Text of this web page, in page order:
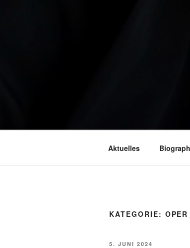
Aktuelles
KATEGORIE: OPER
VERÖFFENTLICHT
5. JUNI 2024